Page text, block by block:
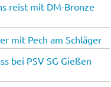
reist mit DM-Bronze
mit Pech am Schläger
bei PSV SG Gießen